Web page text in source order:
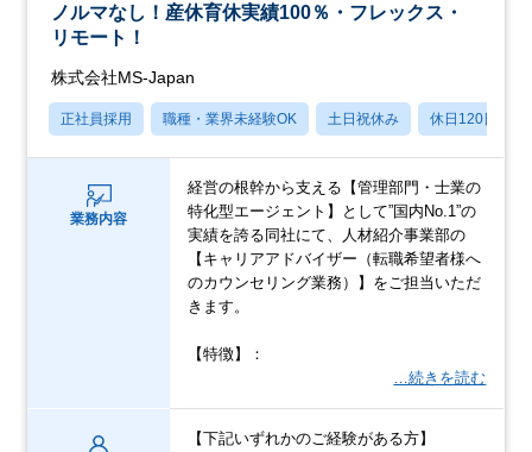
ノルマなし！産休育休実績100％・フレックス・
リモート！
株式会社MS-Japan
正社員採用 職種・業界未経験OK 土日祝休み 休日120日以上
業務内容
経営の根幹から支える【管理部門・士業の
特化型エージェント】として”国内No.1”の
実績を誇る同社にて、人材紹介事業部の
【キャリアアドバイザー（転職希望者様へ
のカウンセリング業務）】をご担当いただ
きます。
【特徴】：
…続きを読む
【下記いずれかのご経験がある方】